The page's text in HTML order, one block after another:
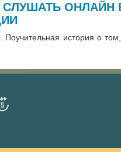
СЛУШАТЬ ОНЛАЙН
Поучительная история о